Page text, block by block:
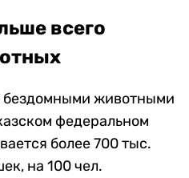
всего
бездомными животными
федеральном
более 700 тыс.
на 100 чел.